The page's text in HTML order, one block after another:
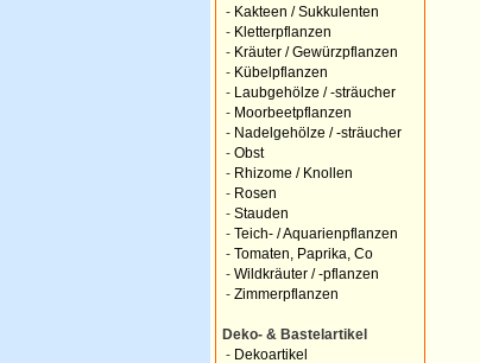
- Kakteen / Sukkulenten
- Kletterpflanzen
- Kräuter / Gewürzpflanzen
- Kübelpflanzen
-
Laubgehölze / -sträucher
- Moorbeetpflanzen
- Nadelgehölze / -sträucher
- Obst
- Rhizome / Knollen
- Rosen
- Stauden
- Teich- / Aquarienpflanzen
- Tomaten, Paprika, Co
- Wildkräuter / -pflanzen
- Zimmerpflanzen
Deko- & Bastelartikel
- Dekoartikel